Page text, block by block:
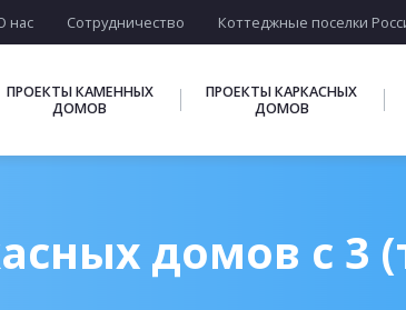
нас Сотрудничество Коттеджные поселки
ПРОЕКТЫ КАМЕННЫХ
ДОМОВ
ПРОЕКТЫ КАРКАСНЫХ
ДОМОВ
домов с 3